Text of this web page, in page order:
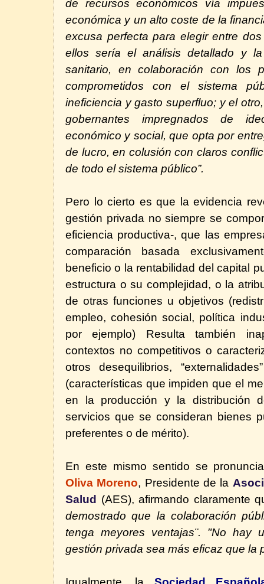
de recursos económicos vía
económica y un alto coste de la
excusa perfecta para elegir entre
ellos sería el análisis detallado y
sanitario, en colaboración con los
comprometidos con el sistema
ineficiencia y gasto superfluo; y el
gobernantes impregnados de
económico y social, que opta por
de lucro, en colusión con claros
de todo el sistema público”.
Pero lo cierto es que la evidencia
gestión privada no siempre se
eficiencia productiva-, que las
comparación basada
beneficio o la rentabilidad del capital
estructura o su complejidad, o la
de otras funciones u objetivos
empleo, cohesión social, política
por ejemplo) Resulta también
contextos no competitivos o
otros desequilibrios,
(características que impiden que el
en la producción y la distribución
servicios que se consideran bienes
preferentes o de mérito).
En este mismo sentido se
Oliva Moreno, Presidente de la
Salud
(AES), afirmando claramente
demostrado que la colaboración
tenga meyores ventajas¨. "No hay
gestión privada sea más eficaz que la